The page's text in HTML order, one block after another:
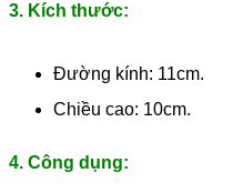
3. Kích thước:
Đường kính: 11cm.
Chiều cao: 10cm.
4. Công dụng: